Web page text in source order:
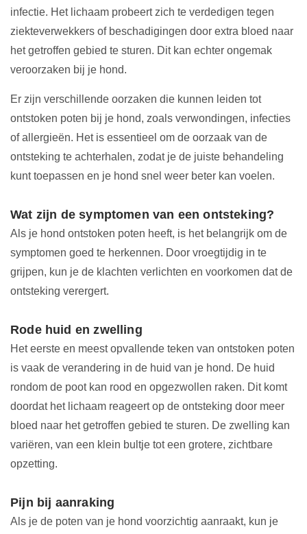
infectie. Het lichaam probeert zich te verdedigen tegen
ziekteverwekkers of beschadigingen door extra bloed naar
het getroffen gebied te sturen. Dit kan echter ongemak
veroorzaken bij je hond.
Er zijn verschillende oorzaken die kunnen leiden tot
ontstoken poten bij je hond, zoals verwondingen, infecties
of allergieën. Het is essentieel om de oorzaak van de
ontsteking te achterhalen, zodat je de juiste behandeling
kunt toepassen en je hond snel weer beter kan voelen.
Wat zijn de symptomen van een ontsteking?
Als je hond ontstoken poten heeft, is het belangrijk om de
symptomen goed te herkennen. Door vroegtijdig in te
grijpen, kun je de klachten verlichten en voorkomen dat de
ontsteking verergert.
Rode huid en zwelling
Het eerste en meest opvallende teken van ontstoken poten
is vaak de verandering in de huid van je hond. De huid
rondom de poot kan rood en opgezwollen raken. Dit komt
doordat het lichaam reageert op de ontsteking door meer
bloed naar het getroffen gebied te sturen. De zwelling kan
variëren, van een klein bultje tot een grotere, zichtbare
opzetting.
Pijn bij aanraking
Als je de poten van je hond voorzichtig aanraakt, kun je